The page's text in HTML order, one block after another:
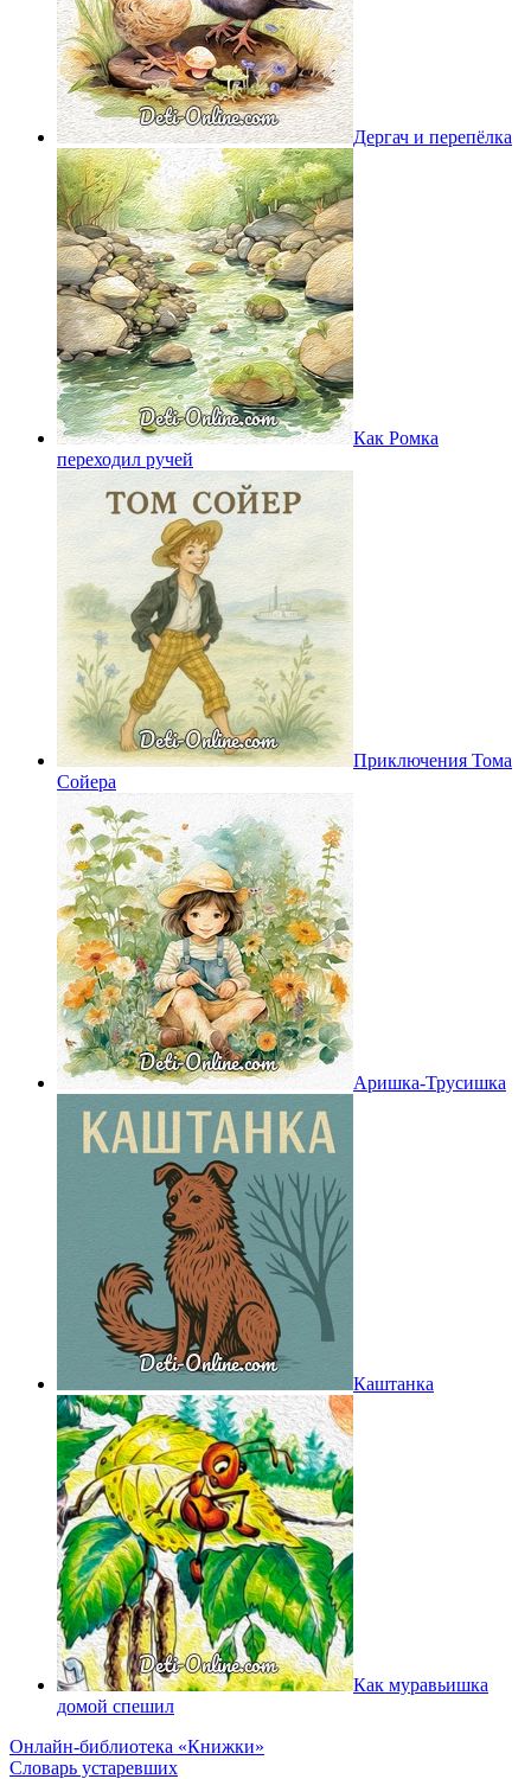
Дергач и перепёлка
Как Ромка
переходил ручей
Приключения Тома
Сойера
Аришка-Трусишка
Каштанка
Как муравьишка
домой спешил
Онлайн-библиотека «Книжки»
Словарь устаревших